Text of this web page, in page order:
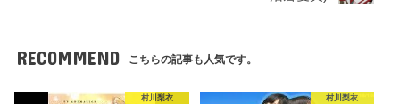
RECOMMEND こちらの記事も人気です。
村川梨衣 村川梨衣